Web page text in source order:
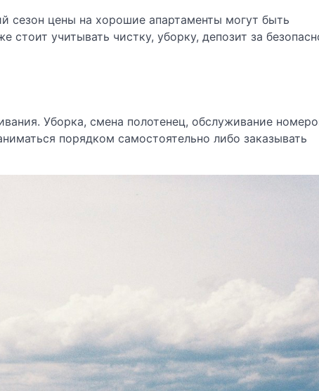
сезон цены на хорошие апартаменты могут быть
учитывать чистку, уборку, депозит за
Уборка, смена полотенец, обслуживание
порядком самостоятельно либо заказывать